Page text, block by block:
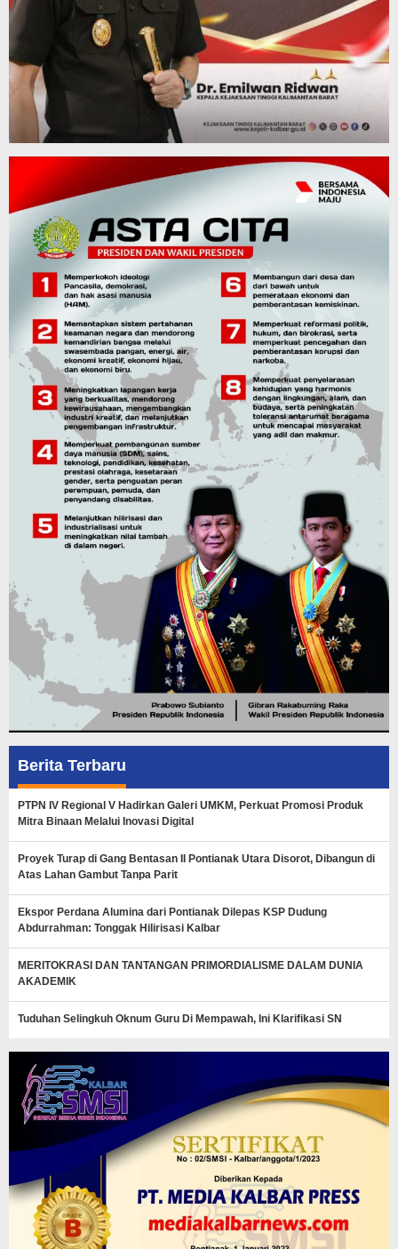
Berita Terbaru
PTPN IV Regional V Hadirkan Galeri UMKM, Perkuat Promosi Produk
Mitra Binaan Melalui Inovasi Digital
Proyek Turap di Gang Bentasan II Pontianak Utara Disorot, Dibangun di
Atas Lahan Gambut Tanpa Parit
Ekspor Perdana Alumina dari Pontianak Dilepas KSP Dudung
Abdurrahman: Tonggak Hilirisasi Kalbar
MERITOKRASI DAN TANTANGAN PRIMORDIALISME DALAM DUNIA
AKADEMIK
Tuduhan Selingkuh Oknum Guru Di Mempawah, Ini Klarifikasi SN